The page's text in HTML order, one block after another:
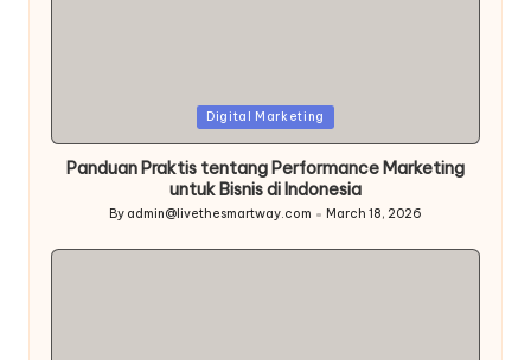
in
Digital Marketing
Panduan Praktis tentang Performance Marketing
untuk Bisnis di Indonesia
Posted
By admin@livethesmartway.com March 18, 2026